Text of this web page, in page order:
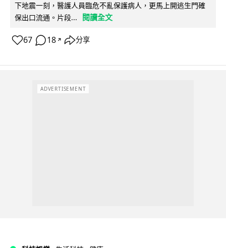
下地震一刻，醫護人員臨危不亂保護病人，更馬上開逃生門確
保出口流通。片段...
閱讀全文
67 18 ↗ 分享
ADVERTISEMENT